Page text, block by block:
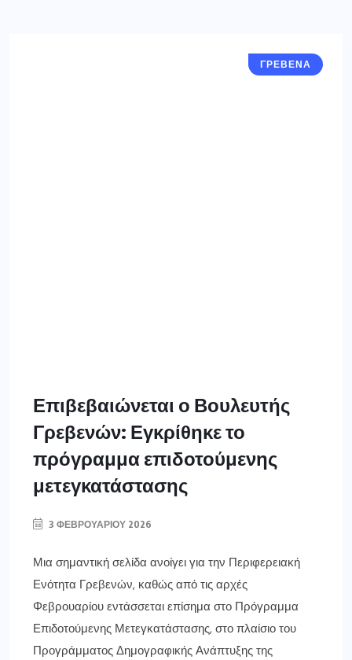
ΓΡΕΒΕΝΑ
Επιβεβαιώνεται ο Βουλευτής
Γρεβενών: Εγκρίθηκε το
πρόγραμμα επιδοτούμενης
μετεγκατάστασης
3 ΦΕΒΡΟΥΑΡΊΟΥ 2026
Μια σημαντική σελίδα ανοίγει για την Περιφερειακή
Ενότητα Γρεβενών, καθώς από τις αρχές
Φεβρουαρίου εντάσσεται επίσημα στο Πρόγραμμα
Επιδοτούμενης Μετεγκατάστασης, στο πλαίσιο του
Προγράμματος Δημογραφικής Ανάπτυξης της